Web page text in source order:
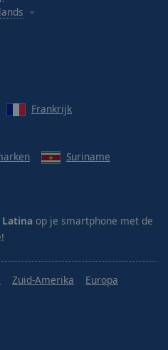
Frankrijk
Suriname
Latina op je smartphone met de
Zuid-Amerika
Europa